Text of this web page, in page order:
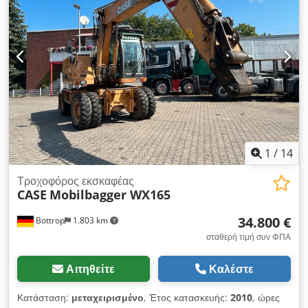
1 / 14
Bottrop 1.803 km
Τροχοφόρος εκσκαφέας
CASE Mobilbagger WX165
34.800 €
σταθερή τιμή συν ΦΠΑ
Αιτηθείτε Καλέστε
Κατάσταση: μεταχειρισμένο, Έτος κατασκευής: 2010, ώρες